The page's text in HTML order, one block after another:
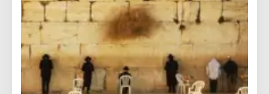
города – серебряная звезда в пещере храма
Рождества Христова, которой отмечено место, где
появился на свет Иисус. В этом храме есть
чудотворная икона улыбающейся Божьей Матери,
пещера Избиенных младенцев.